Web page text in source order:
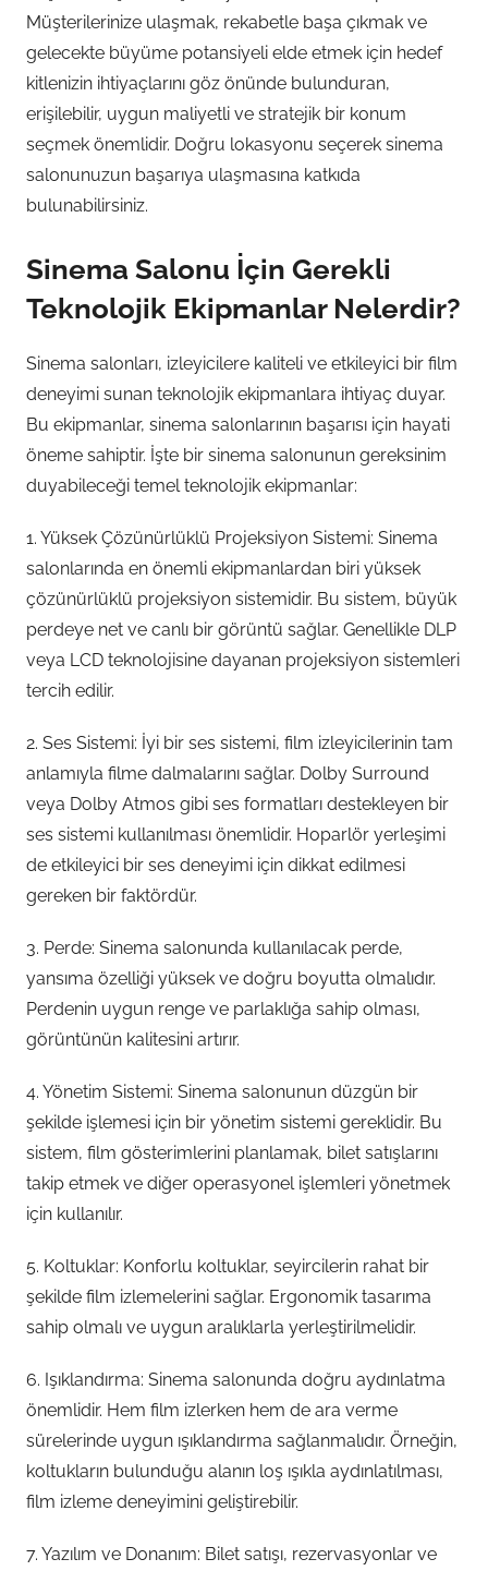
Müşterilerinize ulaşmak, rekabetle başa çıkmak ve
gelecekte büyüme potansiyeli elde etmek için hedef
kitlenizin ihtiyaçlarını göz önünde bulunduran,
erişilebilir, uygun maliyetli ve stratejik bir konum
seçmek önemlidir. Doğru lokasyonu seçerek sinema
salonunuzun başarıya ulaşmasına katkıda
bulunabilirsiniz.
Sinema Salonu İçin Gerekli
Teknolojik Ekipmanlar Nelerdir?
Sinema salonları, izleyicilere kaliteli ve etkileyici bir film
deneyimi sunan teknolojik ekipmanlara ihtiyaç duyar.
Bu ekipmanlar, sinema salonlarının başarısı için hayati
öneme sahiptir. İşte bir sinema salonunun gereksinim
duyabileceği temel teknolojik ekipmanlar:
1. Yüksek Çözünürlüklü Projeksiyon Sistemi: Sinema
salonlarında en önemli ekipmanlardan biri yüksek
çözünürlüklü projeksiyon sistemidir. Bu sistem, büyük
perdeye net ve canlı bir görüntü sağlar. Genellikle DLP
veya LCD teknolojisine dayanan projeksiyon sistemleri
tercih edilir.
2. Ses Sistemi: İyi bir ses sistemi, film izleyicilerinin tam
anlamıyla filme dalmalarını sağlar. Dolby Surround
veya Dolby Atmos gibi ses formatları destekleyen bir
ses sistemi kullanılması önemlidir. Hoparlör yerleşimi
de etkileyici bir ses deneyimi için dikkat edilmesi
gereken bir faktördür.
3. Perde: Sinema salonunda kullanılacak perde,
yansıma özelliği yüksek ve doğru boyutta olmalıdır.
Perdenin uygun renge ve parlaklığa sahip olması,
görüntünün kalitesini artırır.
4. Yönetim Sistemi: Sinema salonunun düzgün bir
şekilde işlemesi için bir yönetim sistemi gereklidir. Bu
sistem, film gösterimlerini planlamak, bilet satışlarını
takip etmek ve diğer operasyonel işlemleri yönetmek
için kullanılır.
5. Koltuklar: Konforlu koltuklar, seyircilerin rahat bir
şekilde film izlemelerini sağlar. Ergonomik tasarıma
sahip olmalı ve uygun aralıklarla yerleştirilmelidir.
6. Işıklandırma: Sinema salonunda doğru aydınlatma
önemlidir. Hem film izlerken hem de ara verme
sürelerinde uygun ışıklandırma sağlanmalıdır. Örneğin,
koltukların bulunduğu alanın loş ışıkla aydınlatılması,
film izleme deneyimini geliştirebilir.
7. Yazılım ve Donanım: Bilet satışı, rezervasyonlar ve